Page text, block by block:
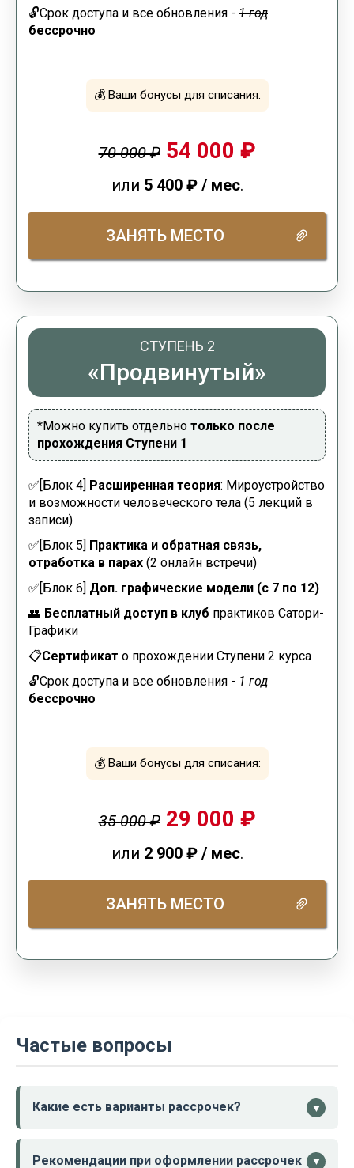
🔓Срок доступа и все обновления - 1 год
бессрочно
💰Ваши бонусы для списания:
70 000 ₽ 54 000 ₽
или 5 400 ₽ / мес.
ЗАНЯТЬ МЕСТО
СТУПЕНЬ 2
«Продвинутый»
*Можно купить отдельно только после
прохождения Ступени 1
✅[Блок 4] Расширенная теория: Мироустройство
и возможности человеческого тела (5 лекций в
записи)
✅[Блок 5] Практика и обратная связь,
отработка в парах (2 онлайн встречи)
✅[Блок 6] Доп. графические модели (с 7 по 12)
👥 Бесплатный доступ в клуб практиков Сатори-
Графики
📋Сертификат о прохождении Ступени 2 курса
🔓Срок доступа и все обновления - 1 год
бессрочно
💰Ваши бонусы для списания:
35 000 ₽ 29 000 ₽
или 2 900 ₽ / мес.
ЗАНЯТЬ МЕСТО
Частые вопросы
Какие есть варианты рассрочек? ▼
У нас есть разные варианты рассрочек и оплаты
Рекомендации при оформлении рассрочек ▼